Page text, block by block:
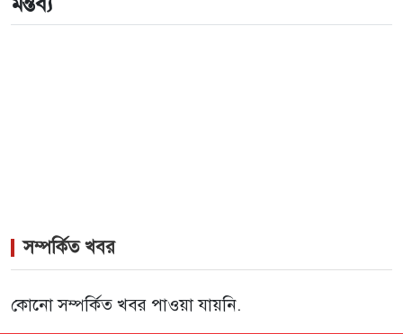
সম্পর্কিত খবর
কোনো সম্পর্কিত খবর পাওয়া যায়নি.